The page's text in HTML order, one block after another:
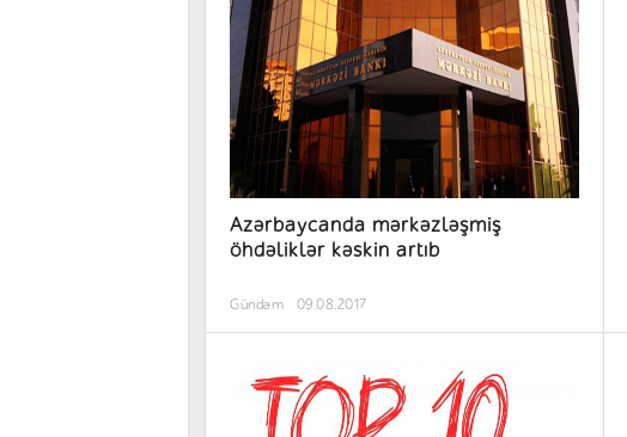
Azərbaycanda mərkəzləşmiş
öhdəliklər kəskin artıb
Gündəm 09.08.2017